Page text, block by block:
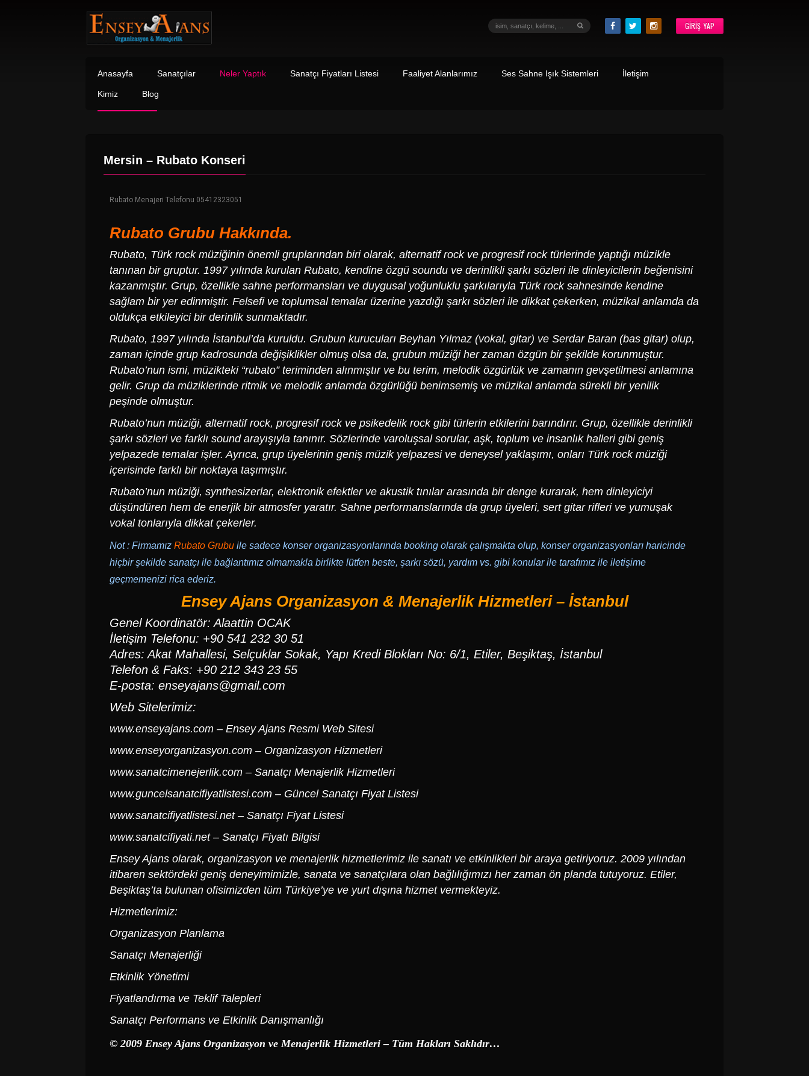
GIRIŞ YAP
Anasayfa Sanatçılar Neler Yaptık Sanatçı Fiyatları Listesi Faaliyet Alanlarımız Ses Sahne Işık Sistemleri İletişim
Kimiz Blog
Mersin – Rubato Konseri
Rubato Menajeri Telefonu 05412323051
Rubato Grubu Hakkında.
Rubato, Türk rock müziğinin önemli gruplarından biri olarak, alternatif rock ve progresif rock türlerinde yaptığı müzikle
tanınan bir gruptur. 1997 yılında kurulan Rubato, kendine özgü soundu ve derinlikli şarkı sözleri ile dinleyicilerin beğenisini
kazanmıştır. Grup, özellikle sahne performansları ve duygusal yoğunluklu şarkılarıyla Türk rock sahnesinde kendine
sağlam bir yer edinmiştir. Felsefi ve toplumsal temalar üzerine yazdığı şarkı sözleri ile dikkat çekerken, müzikal anlamda da
oldukça etkileyici bir derinlik sunmaktadır.
Rubato, 1997 yılında İstanbul’da kuruldu. Grubun kurucuları Beyhan Yılmaz (vokal, gitar) ve Serdar Baran (bas gitar) olup,
zaman içinde grup kadrosunda değişiklikler olmuş olsa da, grubun müziği her zaman özgün bir şekilde korunmuştur.
Rubato’nun ismi, müzikteki “rubato” teriminden alınmıştır ve bu terim, melodik özgürlük ve zamanın gevşetilmesi anlamına
gelir. Grup da müziklerinde ritmik ve melodik anlamda özgürlüğü benimsemiş ve müzikal anlamda sürekli bir yenilik
peşinde olmuştur.
Rubato’nun müziği, alternatif rock, progresif rock ve psikedelik rock gibi türlerin etkilerini barındırır. Grup, özellikle derinlikli
şarkı sözleri ve farklı sound arayışıyla tanınır. Sözlerinde varoluşsal sorular, aşk, toplum ve insanlık halleri gibi geniş
yelpazede temalar işler. Ayrıca, grup üyelerinin geniş müzik yelpazesi ve deneysel yaklaşımı, onları Türk rock müziği
içerisinde farklı bir noktaya taşımıştır.
Rubato’nun müziği, synthesizerlar, elektronik efektler ve akustik tınılar arasında bir denge kurarak, hem dinleyiciyi
düşündüren hem de enerjik bir atmosfer yaratır. Sahne performanslarında da grup üyeleri, sert gitar rifleri ve yumuşak
vokal tonlarıyla dikkat çekerler.
Not : Firmamız Rubato Grubu ile sadece konser organizasyonlarında booking olarak çalışmakta olup, konser organizasyonları haricinde
hiçbir şekilde sanatçı ile bağlantımız olmamakla birlikte lütfen beste, şarkı sözü, yardım vs. gibi konular ile tarafımız ile iletişime
geçmemenizi rica ederiz.
Ensey Ajans Organizasyon & Menajerlik Hizmetleri – İstanbul
Genel Koordinatör: Alaattin OCAK
İletişim Telefonu: +90 541 232 30 51
Adres: Akat Mahallesi, Selçuklar Sokak, Yapı Kredi Blokları No: 6/1, Etiler, Beşiktaş, İstanbul
Telefon & Faks: +90 212 343 23 55
E-posta: enseyajans@gmail.com
Web Sitelerimiz:
www.enseyajans.com – Ensey Ajans Resmi Web Sitesi
www.enseyorganizasyon.com – Organizasyon Hizmetleri
www.sanatcimenejerlik.com – Sanatçı Menajerlik Hizmetleri
www.guncelsanatcifiyatlistesi.com – Güncel Sanatçı Fiyat Listesi
www.sanatcifiyatlistesi.net– Sanatçı Fiyat Listesi
www.sanatcifiyati.net– Sanatçı Fiyatı Bilgisi
Ensey Ajans olarak, organizasyon ve menajerlik hizmetlerimiz ile sanatı ve etkinlikleri bir araya getiriyoruz. 2009 yılından
itibaren sektördeki geniş deneyimimizle, sanata ve sanatçılara olan bağlılığımızı her zaman ön planda tutuyoruz. Etiler,
Beşiktaş’ta bulunan ofisimizden tüm Türkiye’ye ve yurt dışına hizmet vermekteyiz.
Hizmetlerimiz:
Organizasyon Planlama
Sanatçı Menajerliği
Etkinlik Yönetimi
Fiyatlandırma ve Teklif Talepleri
Sanatçı Performans ve Etkinlik Danışmanlığı
© 2009 Ensey Ajans Organizasyon ve Menajerlik Hizmetleri – Tüm Hakları Saklıdır…